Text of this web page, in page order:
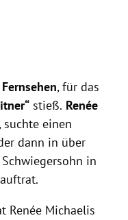
Fernsehen, für das
stieß. Renée
suchte einen
dann in über
in
Renée Michaelis